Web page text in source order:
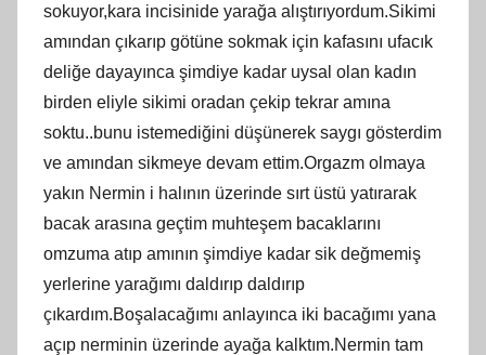
sokuyor,kara incisinide yarağa alıştırıyordum.Sikimi
amından çıkarıp götüne sokmak için kafasını ufacık
deliğe dayayınca şimdiye kadar uysal olan kadın
birden eliyle sikimi oradan çekip tekrar amına
soktu..bunu istemediğini düşünerek saygı gösterdim
ve amından sikmeye devam ettim.Orgazm olmaya
yakın Nermin i halının üzerinde sırt üstü yatırarak
bacak arasına geçtim muhteşem bacaklarını
omzuma atıp amının şimdiye kadar sik değmemiş
yerlerine yarağımı daldırıp daldırıp
çıkardım.Boşalacağımı anlayınca iki bacağımı yana
açıp nerminin üzerinde ayağa kalktım.Nermin tam